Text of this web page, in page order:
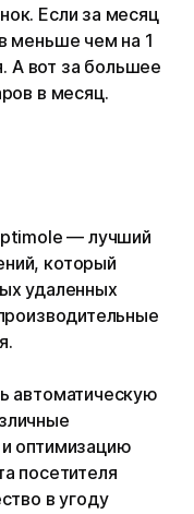
Если за месяц
меньше чем на 1
А вот за большее
в месяц.
— лучший
который
удаленных
автоматическую
оптимизацию
посетителя
в угоду